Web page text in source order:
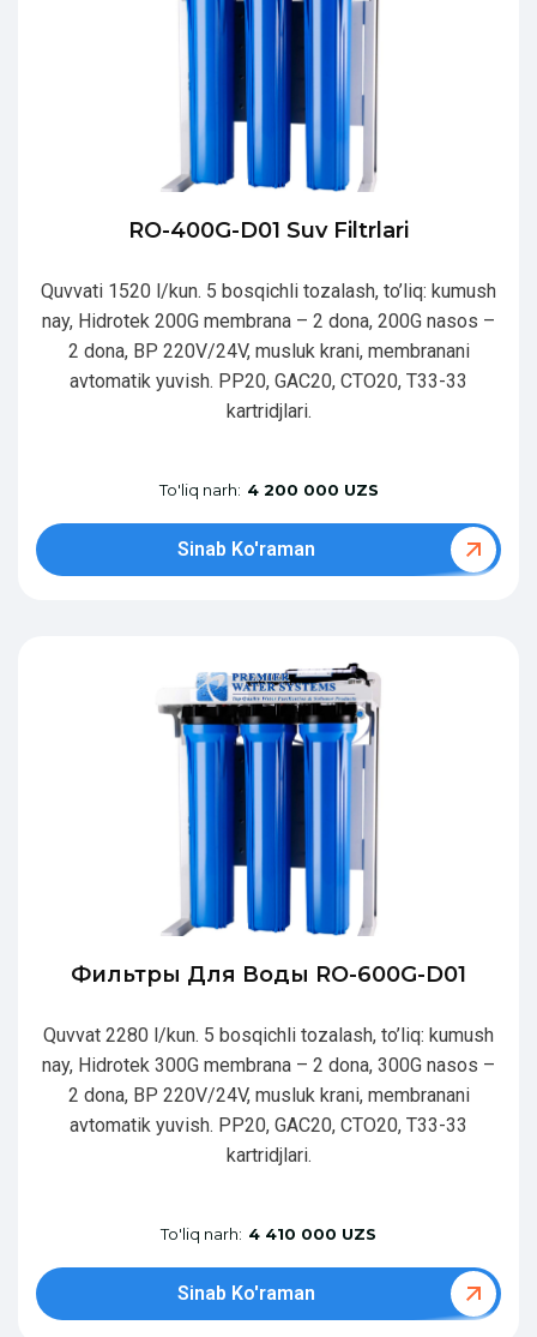
RO-400G-D01 Suv Filtrlari
Quvvati 1520 l/kun. 5 bosqichli tozalash, to’liq: kumush
nay, Hidrotek 200G membrana – 2 dona, 200G nasos –
2 dona, BP 220V/24V, musluk krani, membranani
avtomatik yuvish. PP20, GAC20, CTO20, T33-33
kartridjlari.
To'liq narh: 4 200 000 UZS
Sinab Ko'raman
Фильтры Для Воды RO-600G-D01
Quvvat 2280 l/kun. 5 bosqichli tozalash, to’liq: kumush
nay, Hidrotek 300G membrana – 2 dona, 300G nasos –
2 dona, BP 220V/24V, musluk krani, membranani
avtomatik yuvish. PP20, GAC20, CTO20, T33-33
kartridjlari.
To'liq narh: 4 410 000 UZS
Sinab Ko'raman